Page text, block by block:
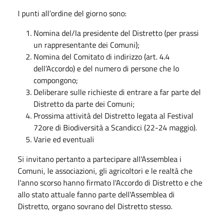
I punti all’ordine del giorno sono:
Nomina del/la presidente del Distretto (per prassi
un rappresentante dei Comuni);
Nomina del Comitato di indirizzo (art. 4.4
dell’Accordo) e del numero di persone che lo
compongono;
Deliberare sulle richieste di entrare a far parte del
Distretto da parte dei Comuni;
Prossima attività del Distretto legata al Festival
72ore di Biodiversità a Scandicci (22-24 maggio).
Varie ed eventuali
Si invitano pertanto a partecipare all'Assemblea i
Comuni, le associazioni, gli agricoltori e le realtà che
l'anno scorso hanno firmato l'Accordo di Distretto e che
allo stato attuale fanno parte dell'Assemblea di
Distretto, organo sovrano del Distretto stesso.